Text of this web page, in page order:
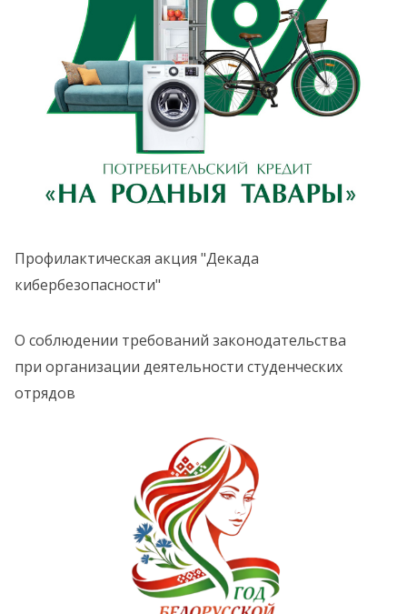
Профилактическая акция "Декада
кибербезопасности"
О соблюдении требований законодательства
при организации деятельности студенческих
отрядов